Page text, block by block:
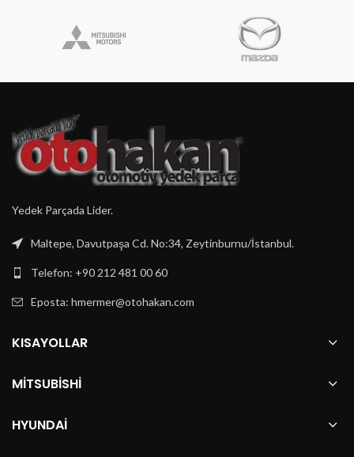
Yedek Parçada Lider.
Maltepe, Davutpaşa Cd. No:34, Zeytinburnu/İstanbul.
Telefon: +90 212 481 00 60
Eposta: hmermer@otohakan.com
KISAYOLLAR
MITSUBISHI
HYUNDAI